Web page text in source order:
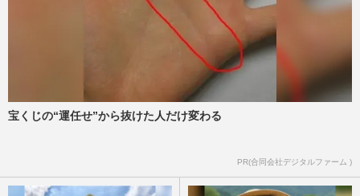
宝くじの“運任せ”から抜けた人だけ変わる
PR(合同会社デジタルファーム )